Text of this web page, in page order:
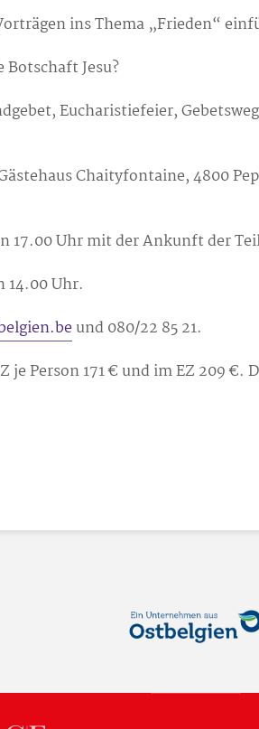
ins Thema „Frieden“
Jesu?
Eucharistiefeier,
Chaityfontaine, 4800
17.00 Uhr mit der Ankunft der
14.00 Uhr.
und 080/22 85 21.
Person 171 € und im EZ 209 €.